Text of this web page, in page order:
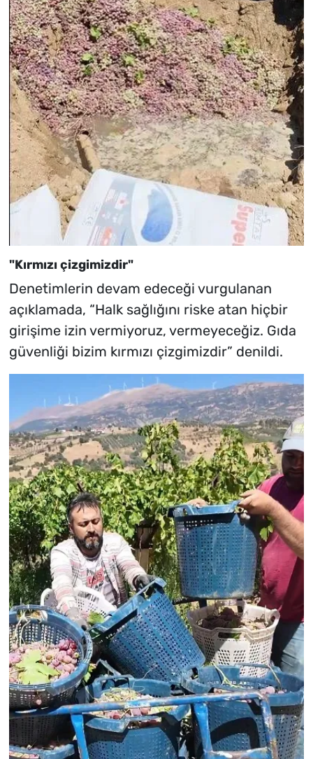
"Kırmızı çizgimizdir"
Denetimlerin devam edeceği vurgulanan
açıklamada, “Halk sağlığını riske atan hiçbir
girişime izin vermiyoruz, vermeyeceğiz. Gıda
güvenliği bizim kırmızı çizgimizdir” denildi.